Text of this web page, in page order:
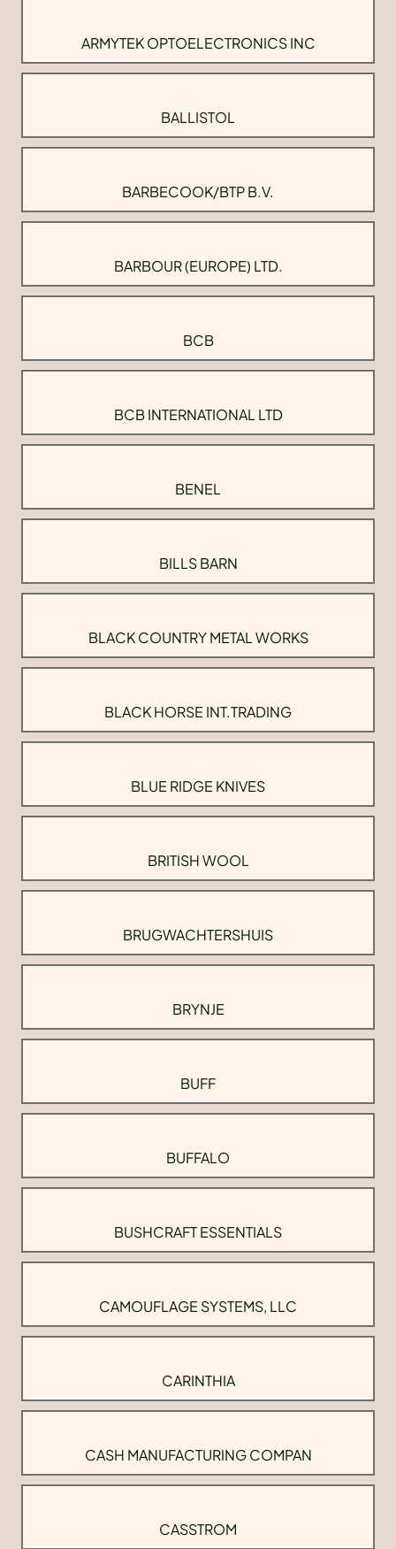
ARMYTEK OPTOELECTRONICS INC
BALLISTOL
BARBECOOK/BTP B.V.
BARBOUR (EUROPE) LTD.
BCB
BCB INTERNATIONAL LTD
BENEL
BILLS BARN
BLACK COUNTRY METAL WORKS
BLACK HORSE INT.TRADING
BLUE RIDGE KNIVES
BRITISH WOOL
BRUGWACHTERSHUIS
BRYNJE
BUFF
BUFFALO
BUSHCRAFT ESSENTIALS
CAMOUFLAGE SYSTEMS, LLC
CARINTHIA
CASH MANUFACTURING COMPAN
CASSTROM